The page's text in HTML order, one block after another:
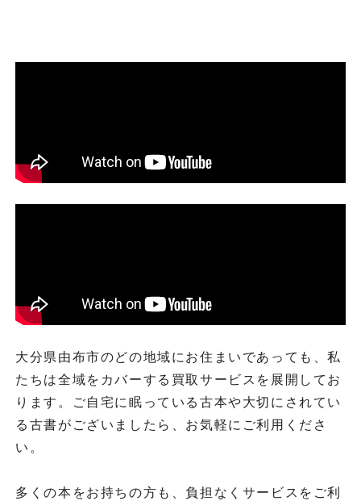
大分県由布市のどの地域にお住まいであっても、私
たちは全域をカバーする買取サービスを展開してお
ります。ご自宅に眠っている古本や大切にされてい
る古書がございましたら、お気軽にご利用くださ
い。
多くの本をお持ちの方も、負担なくサービスをご利